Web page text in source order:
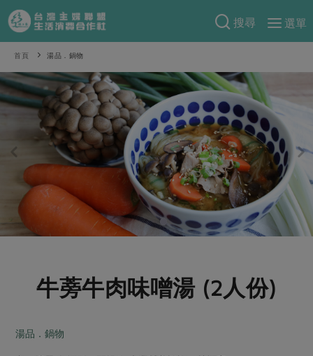
搜尋
選單
產品分類
當季蔬果
一籃菜 當令水果
芽苗類 蕈菇類
奶蛋豆・五穀
蛋 乳製品
肉品・水產
水畜加工品
食譜料理
食材
米食
麵食
肉食
海鮮
特別企畫
預購活動
把最好的台灣味帶回家！
防災用品預購圓滿結束
2026年端午節預購圓滿結束
傳到心坎裡，誠心又澎派
綠主張
觀點文章
主婦食堂 一籃菜真心話
樂齡生活 親子食育
關於合作社
認識合作社
合作社組織
產品檢驗
重要公告
首頁 湯品．鍋物
牛蒡牛肉味噌湯 (2人份)
湯品．鍋物